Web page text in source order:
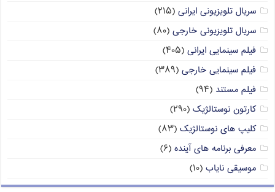
سریال تلویزیونی ایرانی (۲۱۵)
سریال تلویزیونی خارجی (۸۰)
فیلم سینمایی ایرانی (۴۰۵)
فیلم سینمایی خارجی (۳۸۹)
فیلم مستند (۹۴)
کارتون نوستالژیک (۲۹۰)
کلیپ های نوستالژیک (۸۳)
معرفی برنامه های آینده (۶)
موسیقی نایاب (۱۰)